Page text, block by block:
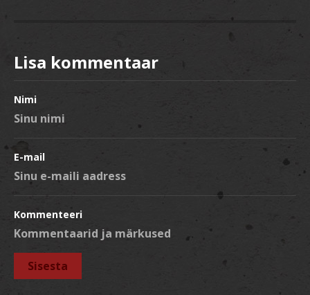
Lisa kommentaar
Nimi
E-mail
Kommenteeri